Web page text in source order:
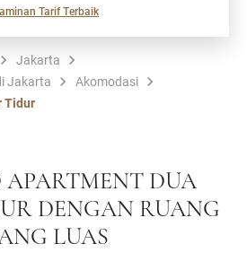
Tarif Terbaik
Jakarta
Jakarta
Akomodasi
Tidur
APARTMENT DUA
DENGAN RUANG
LUAS